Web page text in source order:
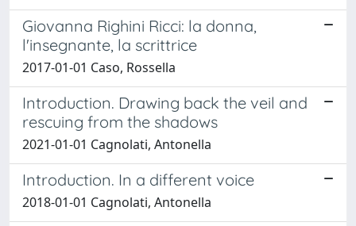
Giovanna Righini Ricci: la donna,
l'insegnante, la scrittrice
2017-01-01 Caso, Rossella
Introduction. Drawing back the veil and
rescuing from the shadows
2021-01-01 Cagnolati, Antonella
Introduction. In a different voice
2018-01-01 Cagnolati, Antonella